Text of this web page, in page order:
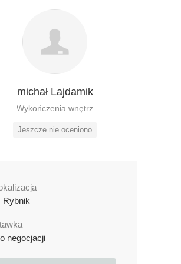
michał Lajdamik
Wykończenia wnętrz
Jeszcze nie oceniono
Rybnik
negocjacji